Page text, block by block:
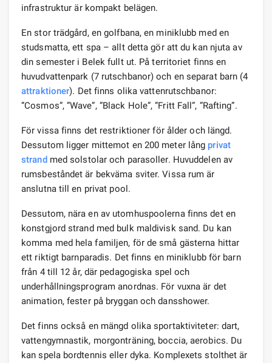
infrastruktur är kompakt belägen.
En stor trädgård, en golfbana, en miniklubb med en
studsmatta, ett spa – allt detta gör att du kan njuta av
din semester i Belek fullt ut. På territoriet finns en
huvudvattenpark (7 rutschbanor) och en separat barn (4
attraktioner). Det finns olika vattenrutschbanor:
”Cosmos”, ”Wave”, ”Black Hole”, ”Fritt Fall”, ”Rafting”.
För vissa finns det restriktioner för ålder och längd.
Dessutom ligger mittemot en 200 meter lång privat
strandmed solstolar och parasoller. Huvuddelen av
rumsbeståndet är bekväma sviter. Vissa rum är
anslutna till en privat pool.
Dessutom, nära en av utomhuspoolerna finns det en
konstgjord strand med bulk maldivisk sand. Du kan
komma med hela familjen, för de små gästerna hittar
ett riktigt barnparadis. Det finns en miniklubb för barn
från 4 till 12 år, där pedagogiska spel och
underhållningsprogram anordnas. För vuxna är det
animation, fester på bryggan och dansshower.
Det finns också en mängd olika sportaktiviteter: dart,
vattengymnastik, morgonträning, boccia, aerobics. Du
kan spela bordtennis eller dyka. Komplexets stolthet är